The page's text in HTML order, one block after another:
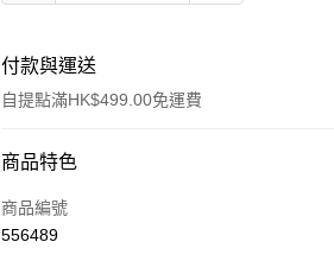
付款與運送
自提點滿HK$499.00免運費
付款方式
信用卡
商品特色
商品編號
556489